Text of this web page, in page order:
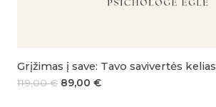
Grįžimas į save: Tavo savivertės kelias
119,00€ 89,00 €